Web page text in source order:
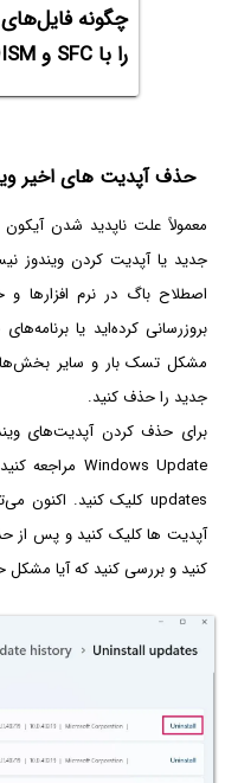
چگونه
را با SFC و DISM تعمیر کنیم؟
حذف آپدیت های اخیر
معمولاً علت ناپدید شدن
جدید یا آپدیت کردن ویندوز
اصطلاح باگ در نرم افزارها
بروزرسانی کرده‌اید یا
مشکل تسک بار و سایر
جدید را حذف کنید.
برای حذف کردن آپدیت‌های
آپدیت ها کلیک کنید و پس از
کنید و بررسی کنید که آیا